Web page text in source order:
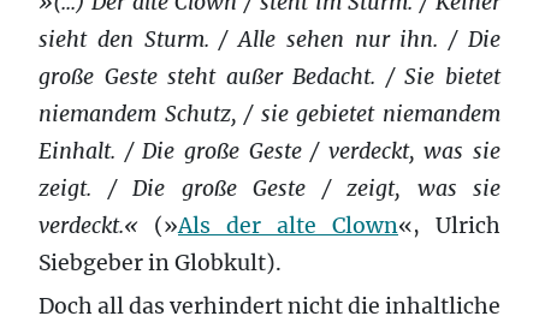
sieht den Sturm. / Alle sehen nur ihn. / Die
große Geste steht außer Bedacht. / Sie bietet
niemandem Schutz, / sie gebietet niemandem
Einhalt. / Die große Geste / verdeckt, was sie
zeigt. / Die große Geste / zeigt, was sie
verdeckt.« (»Als der alte Clown«, Ulrich
Siebgeber in Globkult).
Doch all das verhindert nicht die inhaltliche